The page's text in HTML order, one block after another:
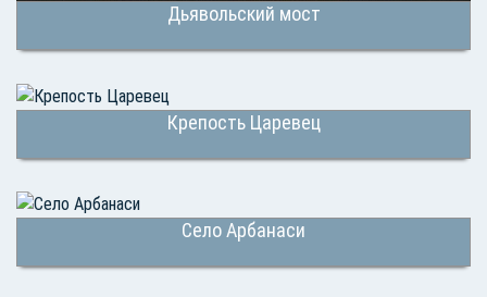
Дьявольский мост
Крепость Царевец
Село Арбанаси